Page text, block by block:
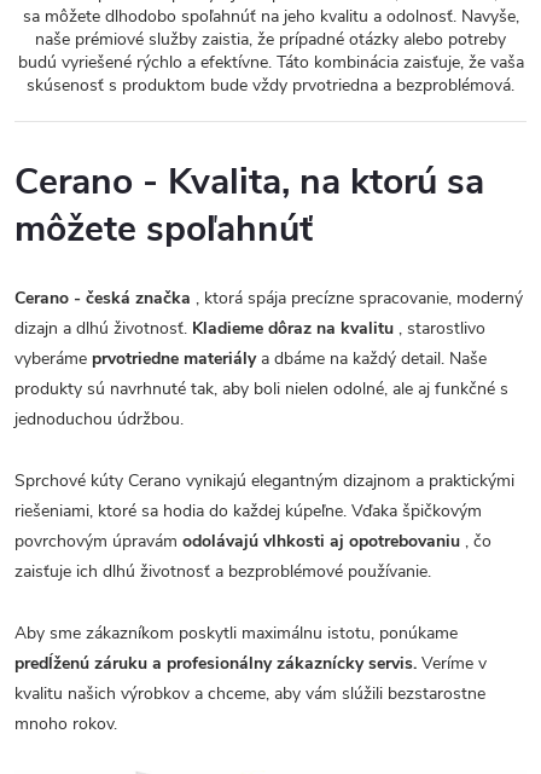
sa môžete dlhodobo spoľahnúť na jeho kvalitu a odolnosť. Navyše,
naše prémiové služby zaistia, že prípadné otázky alebo potreby
budú vyriešené rýchlo a efektívne. Táto kombinácia zaisťuje, že vaša
skúsenosť s produktom bude vždy prvotriedna a bezproblémová.
Cerano - Kvalita, na ktorú sa
môžete spoľahnúť
Cerano - česká značka , ktorá spája precízne spracovanie, moderný
dizajn a dlhú životnosť. Kladieme dôraz na kvalitu , starostlivo
vyberáme prvotriedne materiálya dbáme na každý detail. Naše
produkty sú navrhnuté tak, aby boli nielen odolné, ale aj funkčné s
jednoduchou údržbou.
Sprchové kúty Cerano vynikajú elegantným dizajnom a praktickými
riešeniami, ktoré sa hodia do každej kúpeľne. Vďaka špičkovým
povrchovým úpravám odolávajú vlhkosti aj opotrebovaniu , čo
zaisťuje ich dlhú životnosť a bezproblémové používanie.
Aby sme zákazníkom poskytli maximálnu istotu, ponúkame
predĺženú záruku a profesionálny zákaznícky servis. Veríme v
kvalitu našich výrobkov a chceme, aby vám slúžili bezstarostne
mnoho rokov.